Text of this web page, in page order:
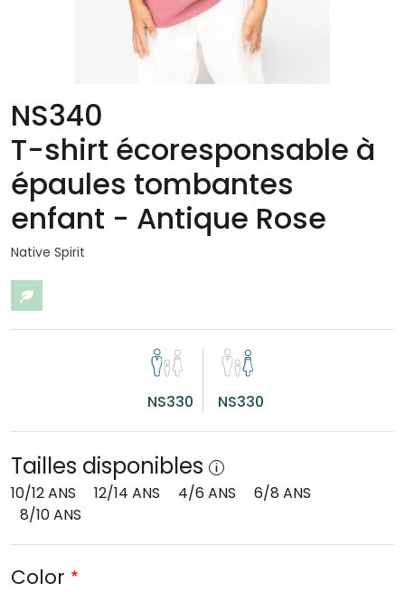
NS340
T-shirt écoresponsable à
épaules tombantes
enfant - Antique Rose
Native Spirit
Eco-responsable
NS330 NS330
Tailles disponibles
10/12 ANS 12/14 ANS 4/6 ANS
6/8 ANS
8/10 ANS
Color